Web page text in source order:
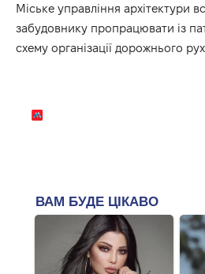
Міське управління архітектури
забудовнику пропрацювати із
схему організації дорожнього